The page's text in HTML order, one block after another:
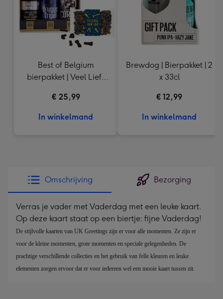
Best of Belgium
bierpakket | Veel Liefs
€ 25,99
In winkelmand
Brewdog | Bierpakket | 2
x 33cl
€ 12,99
In winkelmand
Omschrijving Bezorging
Verras je vader met Vaderdag met een leuke kaart.
Op deze kaart staat op een biertje: fijne Vaderdag!
De stijlvolle kaarten van UK Greetings zijn er voor alle momenten. Ze zijn er
voor de kleine momenten, grote momenten en speciale gelegenheden. De
prachtige verschillende collecties en het gebruik van felle kleuren en leuke
elementen zorgen ervoor dat er voor iedereen wel een mooie kaart tussen zit.